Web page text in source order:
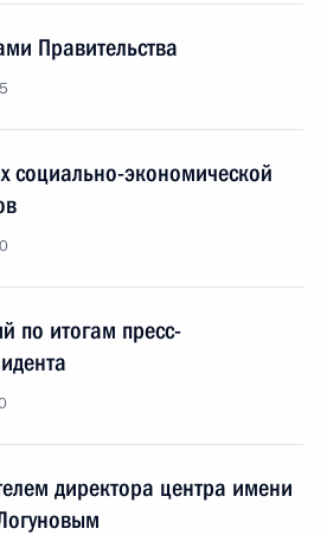
Правительства
социально-экономической
по итогам пресс-
директора центра имени